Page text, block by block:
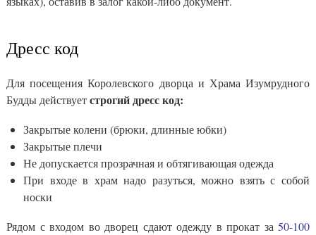
Дресс код
Для посещения Королевского дворца и Храма Изумрудного
Будды действуетстрогий дресс код:
Закрытые колени (брюки, длинные юбки)
Закрытые плечи
Не допускается прозрачная и обтягивающая одежда
При входе в храм надо разуться, можно взять с собой
носки
Рядом с входом во дворец сдают одежду в прокат за 50-100